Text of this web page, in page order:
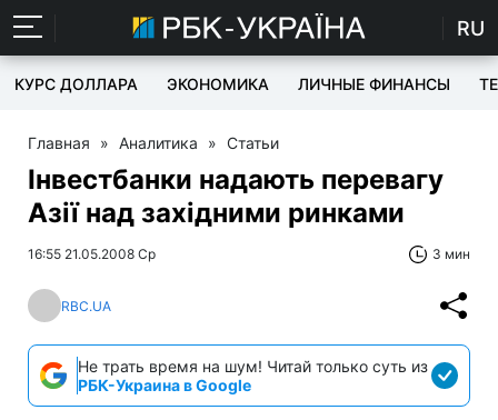
RU
КУРС ДОЛЛАРА ЭКОНОМИКА ЛИЧНЫЕ ФИНАНСЫ
Главная » Аналитика » Статьи
Інвестбанки надають перевагу
Азії над західними ринками
16:55 21.05.2008 Ср 3 мин
RBC.UA
Не трать время на шум! Читай только суть из
РБК-Украина в Google